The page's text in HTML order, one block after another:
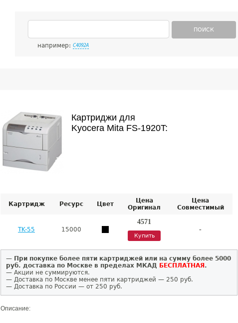
ПОИСК
например: C4092A
Картриджи для
Kyocera Mita FS-1920T:
Картридж Ресурс Цвет
Цена
Оригинал
Цена
Совместимый
TK-55 15000
4571
Купить
-
— При покупке более пяти картриджей или на сумму более 5000
руб. доставка по Москве в пределах МКАД БЕСПЛАТНАЯ .
— Акции не суммируются.
— Доставка по Москве менее пяти картриджей — 250 руб.
— Доставка по России — от 250 руб.
Описание: